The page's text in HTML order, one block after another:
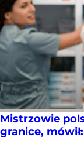
Mistrzowie
granice,